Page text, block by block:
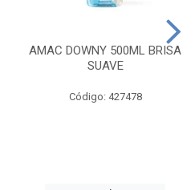
AMAC DOWNY 500ML BRISA
SUAVE
Código: 427478